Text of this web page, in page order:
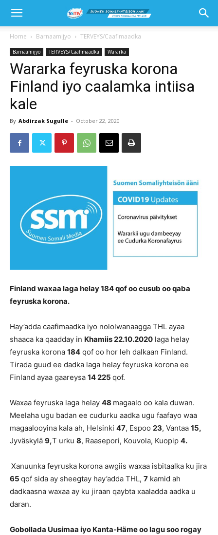
Home Barnaamijyo TERVEYS/Caafimaadka
Barnaamijyo TERVEYS/Caafimaadka Wararka
Wararka feyruska korona
Finland iyo caalamka intiisa
kale
By Abdirzak Sugulle - October 22, 2020
Finland waxaa laga helay 184 qof oo cusub oo qaba
feyruska korona.
Hay’adda caafimaadka iyo nololwanaagga THL ayaa
shaaca ka qaadday in Khamiis 22.10.2020 laga helay
feyruska korona 184 qof oo hor leh dalkaan Finland.
Tirada guud ee dadka laga helay feyruska korona ee
Finland ayaa gaareysa 14 225 qof.
Waxaa feyruska laga helay 48 magaalo oo kala duwan.
Meelaha ugu badan ee cudurku aadka ugu faafayo waa
magaalooyina kala ah, Helsinki 47, Espoo 23, Vantaa 15,
Jyväskylä 9,T urku 8, Raasepori, Kouvola, Kuopip 4.
Xanuunka feyruska korona awgiis waxaa isbitaalka ku jira
65 qof sida ay sheegtay hay’adda THL, 7 kamid ah
dadkaasna waxaa ay ku jiraan qaybta xaaladda aadka u
daran.
Gobollada Uusimaa iyo Kanta-Häme oo lagu soo rogay